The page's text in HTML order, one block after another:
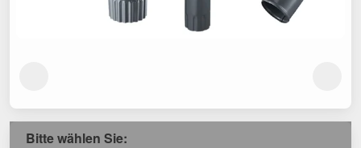
Bitte wählen Sie: